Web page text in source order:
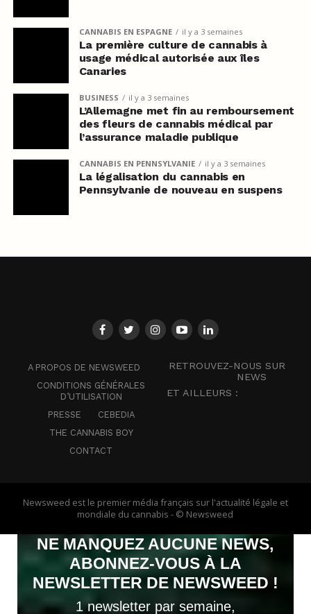
CANNABIS EN ESPAGNE il y a 3 semaines
La première culture de cannabis à
usage médical autorisée aux îles
Canaries
BUSINESS il y a 3 semaines
L’Allemagne met fin au remboursement
des fleurs de cannabis médical par
l’assurance maladie publique
CANNABIS EN PENNSYLVANIE il y a 3 semaines
La légalisation du cannabis en
Pennsylvanie de nouveau en suspens
A PROPOS DE NEWSWEED
CONDITIONS GÉNÉRALES
D’UTILISATION
PRESSE
CEBEDIA
THE CANNABIS BOY
CONTACT
RETROUVEZ-NOUS SUR
NEWS
ET AILLEURS :
Newsweed est le premier média français sur l'actualité légale et
mondiale du cannabis - © Newsweed
NE MANQUEZ AUCUNE NEWS,
ABONNEZ-VOUS À LA
NEWSLETTER DE NEWSWEED !
1 newsletter par semaine,